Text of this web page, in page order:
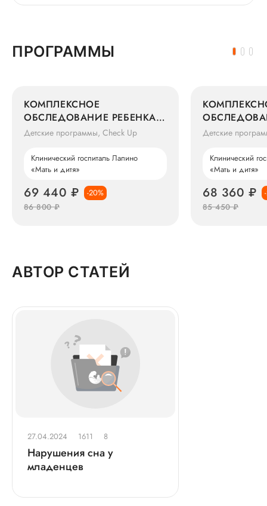
ПРОГРАММЫ
КОМПЛЕКСНОЕ
ОБСЛЕДОВАНИЕ РЕБЕНКА В
6 МЕСЯЦЕВ ЗА 1 ДЕНЬ
Детские программы, Check Up
Клинический госпиталь Лапино
«Мать и дитя»
69 440 ₽
-20%
86 800 ₽
3 МЕСЯЦА
Детские
Клинический
«Мать и дитя»
68 360 ₽
85 450 ₽
АВТОР СТАТЕЙ
27.04.2024 1611 8
Нарушения сна у
младенцев